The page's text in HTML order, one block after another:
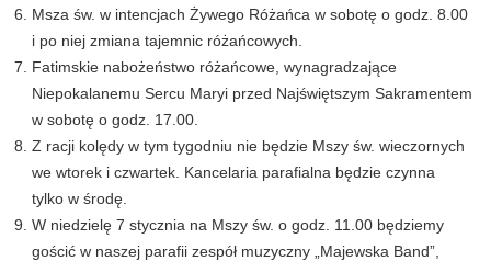
Msza św. w intencjach Żywego Różańca w sobotę o godz. 8.00
i po niej zmiana tajemnic różańcowych.
Fatimskie nabożeństwo różańcowe, wynagradzające
Niepokalanemu Sercu Maryi przed Najświętszym Sakramentem
w sobotę o godz. 17.00.
Z racji kolędy w tym tygodniu nie będzie Mszy św. wieczornych
we wtorek i czwartek. Kancelaria parafialna będzie czynna
tylko w środę.
W niedzielę 7 stycznia na Mszy św. o godz. 11.00 będziemy
gościć w naszej parafii zespół muzyczny „Majewska Band”,